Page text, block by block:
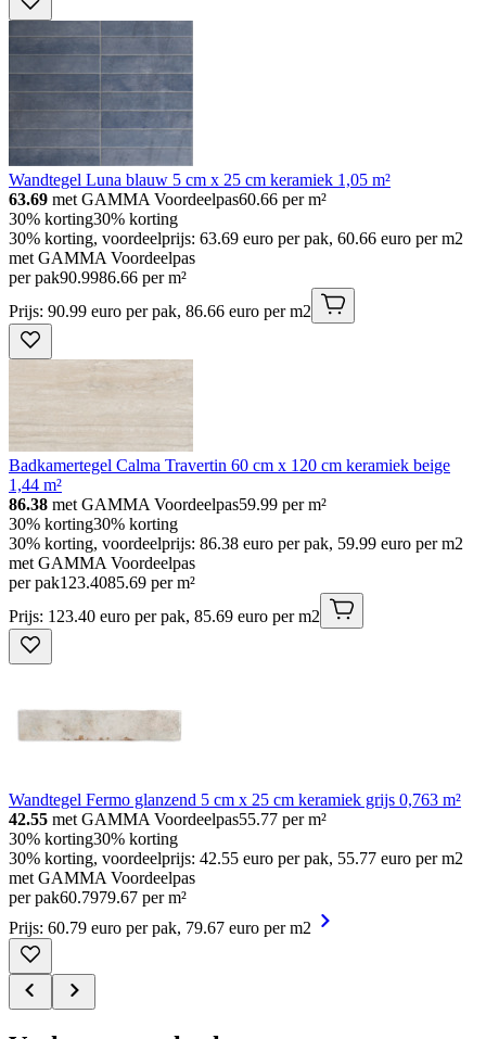
Wandtegel Luna blauw 5 cm x 25 cm keramiek 1,05 m²
63.69 met GAMMA Voordeelpas60.66 per m²
30% korting30% korting
30% korting, voordeelprijs: 63.69 euro per pak, 60.66 euro per m2
met GAMMA Voordeelpas
per pak90.9986.66 per m²
Prijs: 90.99 euro per pak, 86.66 euro per m2
Badkamertegel Calma Travertin 60 cm x 120 cm keramiek beige
1,44 m²
86.38 met GAMMA Voordeelpas59.99 per m²
30% korting30% korting
30% korting, voordeelprijs: 86.38 euro per pak, 59.99 euro per m2
met GAMMA Voordeelpas
per pak123.4085.69 per m²
Prijs: 123.40 euro per pak, 85.69 euro per m2
Wandtegel Fermo glanzend 5 cm x 25 cm keramiek grijs 0,763 m²
42.55 met GAMMA Voordeelpas55.77 per m²
30% korting30% korting
30% korting, voordeelprijs: 42.55 euro per pak, 55.77 euro per m2
met GAMMA Voordeelpas
per pak60.7979.67 per m²
Prijs: 60.79 euro per pak, 79.67 euro per m2